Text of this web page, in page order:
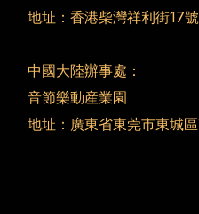
地址：香港柴灣祥利街17
中國大陸辦事處：
音節樂動産業園
地址：廣東省東莞市東城